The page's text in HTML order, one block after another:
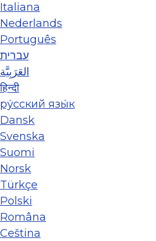
Italiana
Nederlands
Português
עברית
العَرَبِيَّة
हिन्दी
ру́сский язы́к
Dansk
Svenska
Suomi
Norsk
Türkçe
Polski
Româna
Ceština